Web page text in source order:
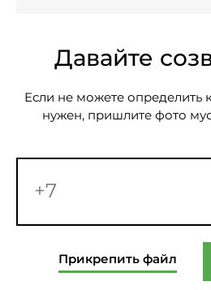
Давайте
Если не можете определить
нужен, пришлите фото
Прикрепить файл